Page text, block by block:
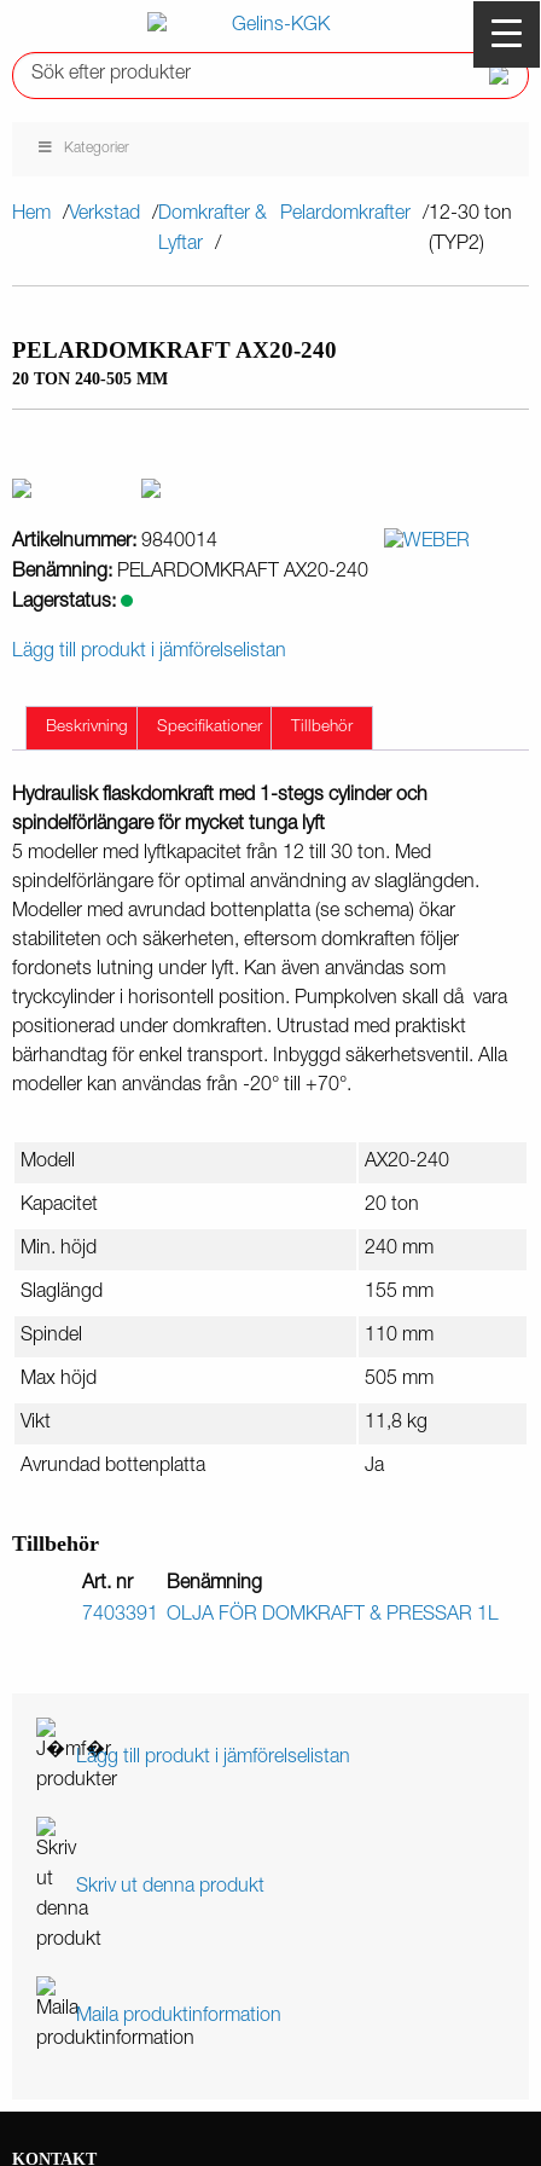
Kategorier
Hem Verkstad
Domkrafter &
Lyftar
Pelardomkrafter
12-30 ton
(TYP2)
PELARDOMKRAFT AX20-240
20 TON 240-505 MM
Artikelnummer: 9840014
Benämning: PELARDOMKRAFT AX20-240
Lagerstatus:
Lägg till produkt i jämförelselistan
Beskrivning Specifikationer Tillbehör
Hydraulisk flaskdomkraft med 1-stegs cylinder och
spindelförlängare för mycket tunga lyft
5 modeller med lyftkapacitet från 12 till 30 ton. Med
spindelförlängare för optimal användning av slaglängden.
Modeller med avrundad bottenplatta (se schema) ökar
stabiliteten och säkerheten, eftersom domkraften följer
fordonets lutning under lyft. Kan även användas som
tryckcylinder i horisontell position. Pumpkolven skall då vara
positionerad under domkraften. Utrustad med praktiskt
bärhandtag för enkel transport. Inbyggd säkerhetsventil. Alla
modeller kan användas från -20° till +70°.
Modell AX20-240
Kapacitet 20 ton
Min. höjd 240 mm
Slaglängd 155 mm
Spindel 110 mm
Max höjd 505 mm
Vikt 11,8 kg
Avrundad bottenplatta Ja
Tillbehör
Art. nr
Benämning
7403391
OLJA FÖR DOMKRAFT & PRESSAR 1L
Lägg till produkt i jämförelselistan
Skriv ut denna produkt
Maila produktinformation
KONTAKT